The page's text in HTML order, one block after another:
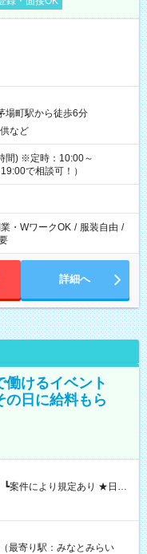
場町駅から徒歩6分
など
間) ※定時：10:00～
で相談可！）
・WワークOK / 服装自由 /
詳細へ
働けるイベント
日に給料もら
に現金GET♪ お仕事後はコ
【試用期間】試
最寄り駅：みなとみらい